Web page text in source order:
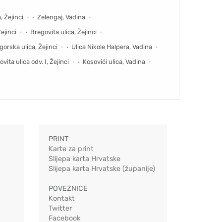
Žejinci
Zelengaj, Vadina
Bregovita ulica, Žejinci
ulica, Žejinci
Ulica Nikole Halpera, Vadina
ulica odv. I, Žejinci
Kosovići ulica, Vadina
PRINT
Karte za print
Slijepa karta Hrvatske
Slijepa karta Hrvatske (županije)
POVEZNICE
Kontakt
Twitter
Facebook